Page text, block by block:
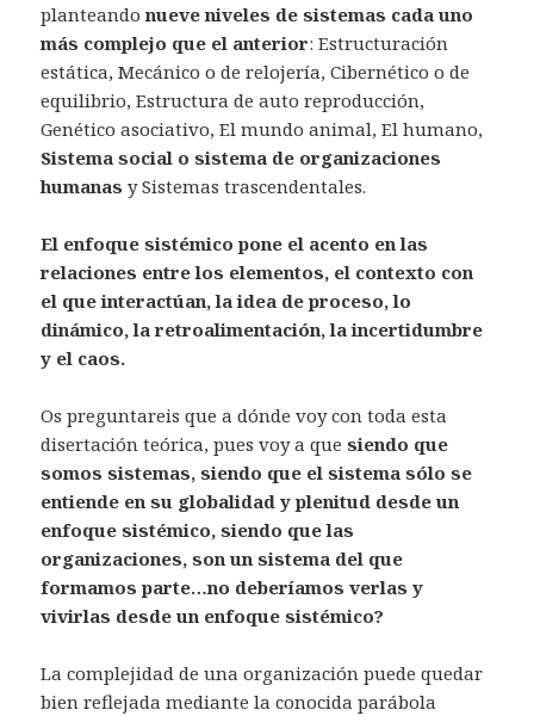
planteandonueve niveles de sistemas cada uno
más complejo que el anterior: Estructuración
estática, Mecánico o de relojería, Cibernético o de
equilibrio, Estructura de auto reproducción,
Genético asociativo, El mundo animal, El humano,
Sistema social o sistema de organizaciones
humanas y Sistemas trascendentales.
El enfoque sistémico pone el acento en las
relaciones entre los elementos, el contexto con
el que interactúan, la idea de proceso, lo
dinámico, la retroalimentación, la incertidumbre
y el caos.
Os preguntareis que a dónde voy con toda esta
disertación teórica, pues voy a quesiendo que
somos sistemas, siendo que el sistema sólo se
entiende en su globalidad y plenitud desde un
enfoque sistémico, siendo que las
organizaciones, son un sistema del que
formamos parte…no deberíamos verlas y
vivirlas desde un enfoque sistémico?
La complejidad de una organización puede quedar
bien reflejada mediante la conocida parábola